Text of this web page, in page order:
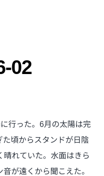
02
行った。6月の太陽は完
頃からスタンドが日陰
晴れていた。水面はきら
が遠くから聞こえた。